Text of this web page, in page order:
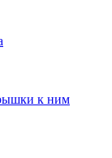
к ним